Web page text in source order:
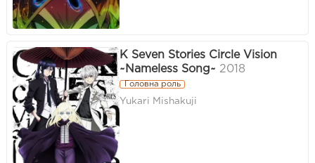
K Seven Stories Circle Vision
~Nameless Song~ 2018
Головна роль
Yukari Mishakuji